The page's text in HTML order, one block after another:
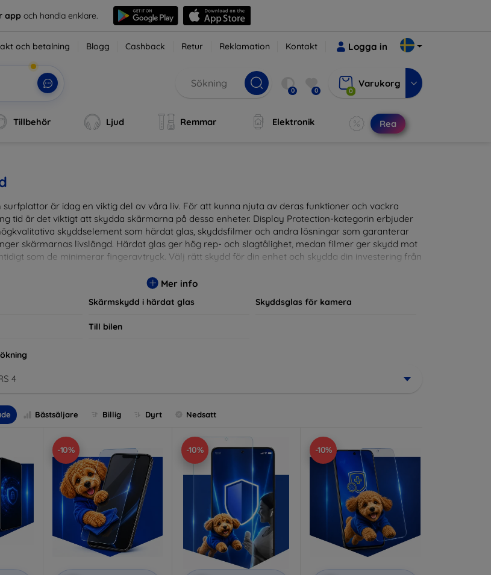
app och handla enklare.
och betalning Blogg Cashback Retur Reklamation Kontakt Logga in
0 0 0
Varukorg
Tillbehör Ljud Remmar Elektronik Rea
surfplattor är idag en viktig del av våra liv. För att kunna njuta av deras funktioner och vackra
tid är det viktigt att skydda skärmarna på dessa enheter. Display Protection-kategorin erbjuder
skyddselement som härdat glas, skyddsfilmer och andra lösningar som garanterar
skärmarnas livslängd. Härdat glas ger hög rep- och slagtålighet, medan filmer ger skydd mot
som de minimerar fingeravtryck. Välj rätt skydd för din enhet och skydda din investering från
att varje kund hittar det perfekta skyddet för sin enhet.
Mer info
Skärmskydd i härdat glas Skyddsglas för kamera
Till bilen
4
Bästsäljare Billig Dyrt Nedsatt
-10% -10% -10%